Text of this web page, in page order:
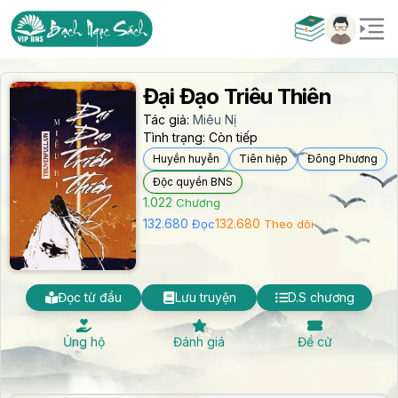
Đại Đạo Triêu Thiên
Tác giả: Miêu Nị
Tình trạng:Còn tiếp
Huyền huyễn Tiên hiệp
Đông Phương
Độc quyền BNS
1.022 Chương
132.680 Đọc132.680 Theo dõi
Đọc từ đầu Lưu truyện D.S chương
Ủng hộ Đánh giá Đề cử